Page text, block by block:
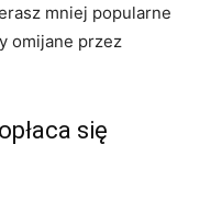
mniej popularne
omijane przez
się